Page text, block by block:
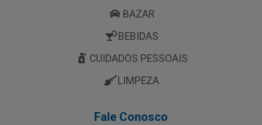
BAZAR
BEBIDAS
CUIDADOS PESSOAIS
LIMPEZA
Fale Conosco